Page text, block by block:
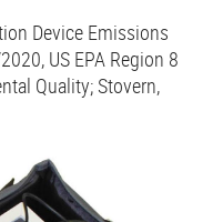
Device Emissions
US EPA Region 8
Quality; Stovern,